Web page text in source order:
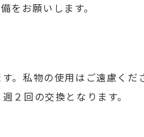
をお願いします。
。私物の使用はご遠慮くだ
２回の交換となります。